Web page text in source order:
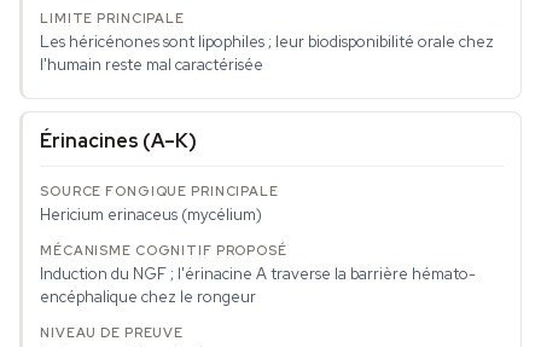
Les héricénones sont lipophiles ; leur biodisponibilité orale chez
l'humain reste mal caractérisée
Érinacines (A–K)
Hericium erinaceus (mycélium)
Induction du NGF ; l'érinacine A traverse la barrière hémato-
encéphalique chez le rongeur